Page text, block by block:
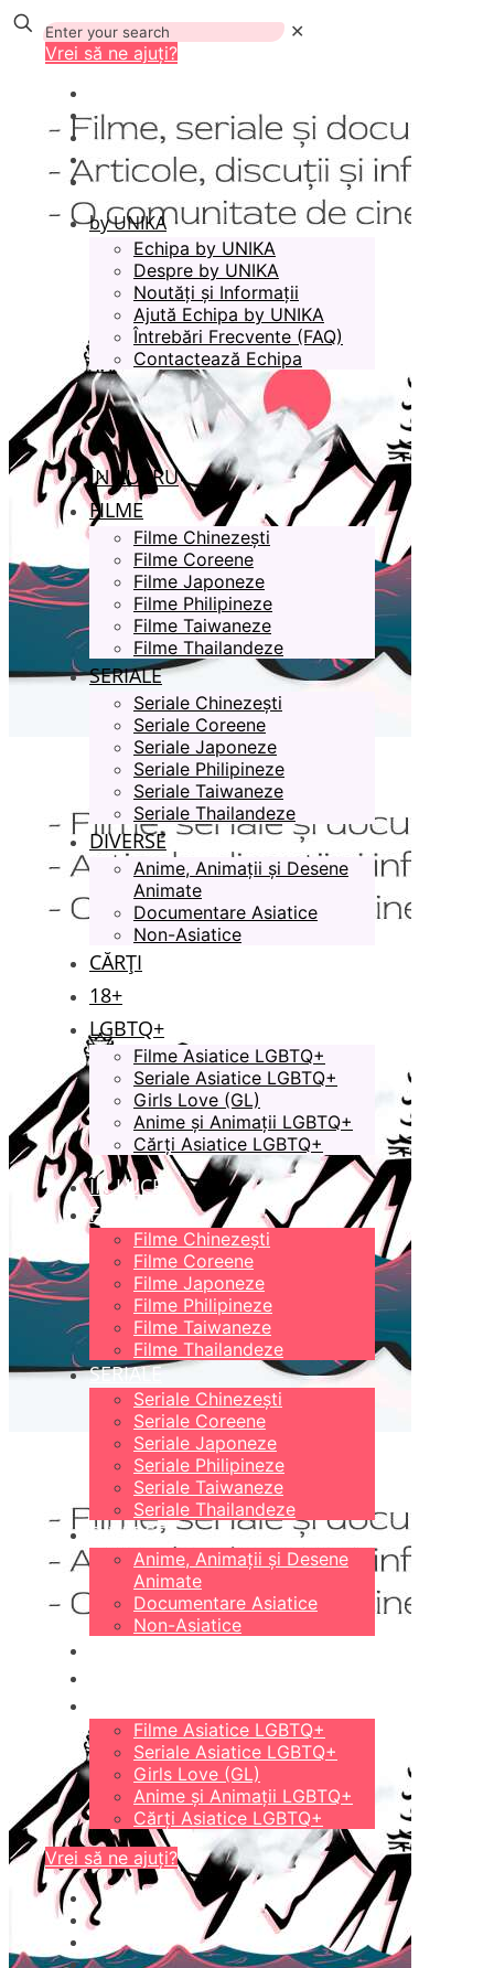
✕
Vrei să ne ajuți?
by UNIKA
Echipa by UNIKA
Despre by UNIKA
Noutăți și Informații
Ajută Echipa by UNIKA
Întrebări Frecvente (FAQ)
Contactează Echipa
ÎN LUCRU
FILME
Filme Chinezești
Filme Coreene
Filme Japoneze
Filme Philipineze
Filme Taiwaneze
Filme Thailandeze
SERIALE
Seriale Chinezești
Seriale Coreene
Seriale Japoneze
Seriale Philipineze
Seriale Taiwaneze
Seriale Thailandeze
DIVERSE
Anime, Animații și Desene
Animate
Documentare Asiatice
Non-Asiatice
CĂRȚI
18+
LGBTQ+
Filme Asiatice LGBTQ+
Seriale Asiatice LGBTQ+
Girls Love (GL)
Anime și Animații LGBTQ+
Cărți Asiatice LGBTQ+
ÎN LUCRU
FILME
Filme Chinezești
Filme Coreene
Filme Japoneze
Filme Philipineze
Filme Taiwaneze
Filme Thailandeze
SERIALE
Seriale Chinezești
Seriale Coreene
Seriale Japoneze
Seriale Philipineze
Seriale Taiwaneze
Seriale Thailandeze
DIVERSE
Anime, Animații și Desene
Animate
Documentare Asiatice
Non-Asiatice
Filme Asiatice LGBTQ+
Seriale Asiatice LGBTQ+
Girls Love (GL)
Anime și Animații LGBTQ+
Cărți Asiatice LGBTQ+
Vrei să ne ajuți?